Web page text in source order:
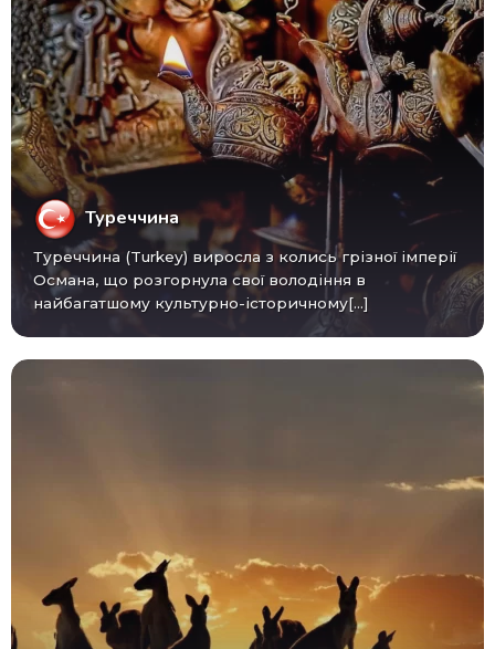
Туреччина
Туреччина (Turkey) виросла з колись грізної імперії
Османа, що розгорнула свої володіння в
найбагатшому культурно-історичному[...]